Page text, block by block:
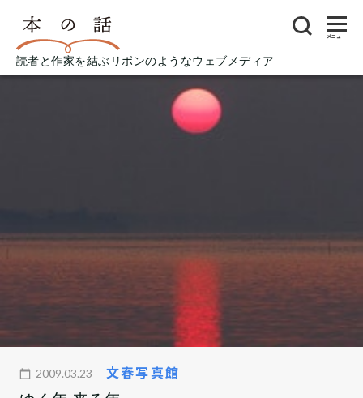
読者と作家を結ぶリボンのようなウェブメディア
メニュー
2009.03.23 文春写真館